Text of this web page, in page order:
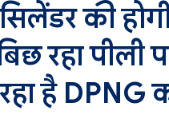
की
रहा
है DPNG